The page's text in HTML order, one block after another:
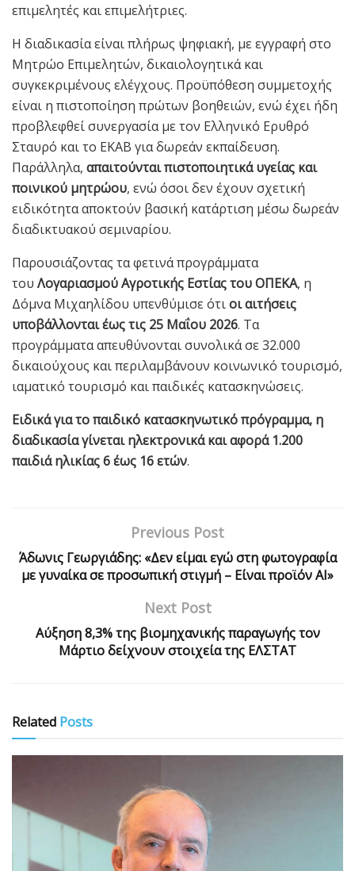
επιμελητές και επιμελήτριες.
Η διαδικασία είναι πλήρως ψηφιακή, με εγγραφή στο
Μητρώο Επιμελητών, δικαιολογητικά και
συγκεκριμένους ελέγχους. Προϋπόθεση συμμετοχής
είναι η πιστοποίηση πρώτων βοηθειών, ενώ έχει ήδη
προβλεφθεί συνεργασία με τον Ελληνικό Ερυθρό
Σταυρό και το ΕΚΑΒ για δωρεάν εκπαίδευση.
Παράλληλα, απαιτούνται πιστοποιητικά υγείας και
ποινικού μητρώου, ενώ όσοι δεν έχουν σχετική
ειδικότητα αποκτούν βασική κατάρτιση μέσω δωρεάν
διαδικτυακού σεμιναρίου.
Παρουσιάζοντας τα φετινά προγράμματα
του Λογαριασμού Αγροτικής Εστίας του ΟΠΕΚΑ, η
Δόμνα Μιχαηλίδου υπενθύμισε ότιοι αιτήσεις
υποβάλλονται έως τις 25 Μαΐου 2026. Τα
προγράμματα απευθύνονται συνολικά σε 32.000
δικαιούχους και περιλαμβάνουν κοινωνικό τουρισμό,
ιαματικό τουρισμό και παιδικές κατασκηνώσεις.
Ειδικά για το παιδικό κατασκηνωτικό πρόγραμμα, η
διαδικασία γίνεται ηλεκτρονικά και αφορά 1.200
παιδιά ηλικίας 6 έως 16 ετών.
Previous Post
Άδωνις Γεωργιάδης: «Δεν είμαι εγώ στη φωτογραφία
με γυναίκα σε προσωπική στιγμή – Είναι προϊόν ΑΙ»
Next Post
Αύξηση 8,3% της βιομηχανικής παραγωγής τον
Μάρτιο δείχνουν στοιχεία της ΕΛΣΤΑΤ
Related Posts